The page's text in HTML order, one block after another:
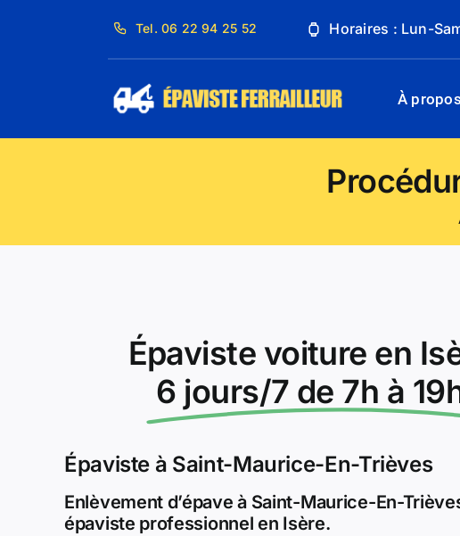
Tel. 06 22 94 25 52 Horaires : Lun-
À
Épaviste voiture en
6 jours/7 de 7h à
Épaviste à Saint-Maurice-En-Trièves
Enlèvement d’épave à Saint-Maurice-En-
épaviste professionnel en Isère.